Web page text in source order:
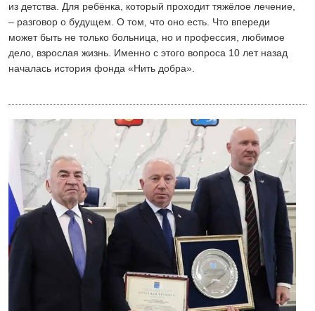
из детства. Для ребёнка, который проходит тяжёлое лечение,
– разговор о будущем. О том, что оно есть. Что впереди
может быть не только больница, но и профессия, любимое
дело, взрослая жизнь. Именно с этого вопроса 10 лет назад
началась история фонда «Нить добра».